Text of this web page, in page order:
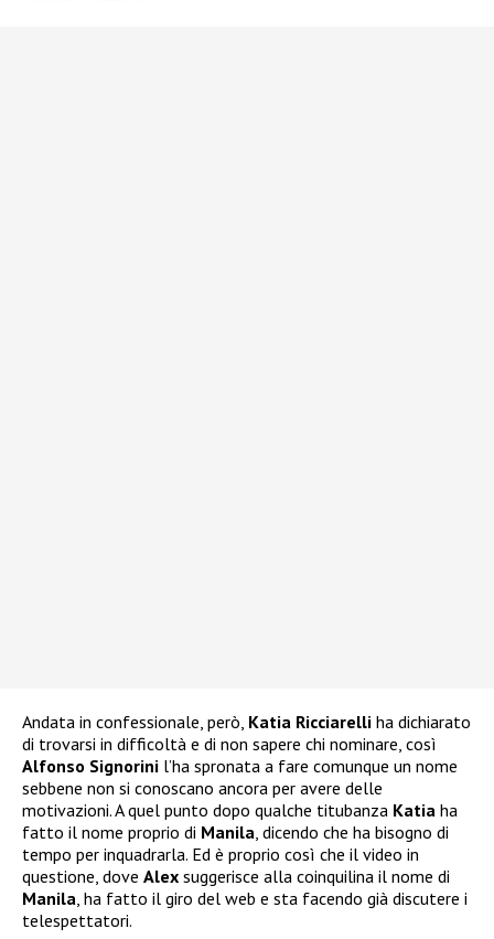
Andata in confessionale, però, Katia Ricciarelli ha dichiarato
di trovarsi in difficoltà e di non sapere chi nominare, così
Alfonso Signorini l’ha spronata a fare comunque un nome
sebbene non si conoscano ancora per avere delle
motivazioni. A quel punto dopo qualche titubanza Katia ha
fatto il nome proprio di Manila, dicendo che ha bisogno di
tempo per inquadrarla. Ed è proprio così che il video in
questione, dove Alex suggerisce alla coinquilina il nome di
Manila, ha fatto il giro del web e sta facendo già discutere i
telespettatori.